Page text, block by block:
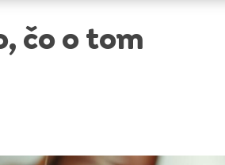
čo o tom